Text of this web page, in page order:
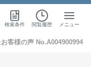
検索条件 閲覧履歴 メニュー
客様の声 No.A004900994